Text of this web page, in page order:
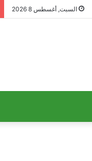
السبت, أغسطس 8 2026